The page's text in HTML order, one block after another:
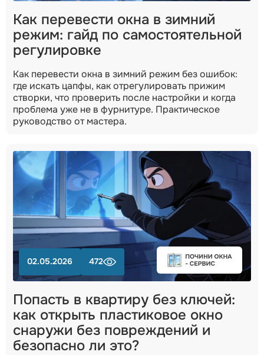
Как перевести окна в зимний
режим: гайд по самостоятельной
регулировке
Как перевести окна в зимний режим без ошибок:
где искать цапфы, как отрегулировать прижим
створки, что проверить после настройки и когда
проблема уже не в фурнитуре. Практическое
руководство от мастера.
02.05.2026 472
Попасть в квартиру без ключей:
как открыть пластиковое окно
снаружи без повреждений и
безопасно ли это?